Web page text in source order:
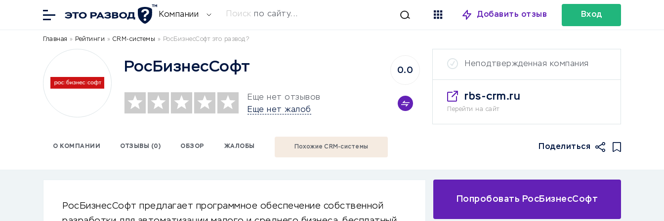
Компании Поиск по сайту... Добавить отзыв Вход
Главная » Рейтинги » CRM-системы » РосБизнесСофт это развод?
РосБизнесСофт
Еще нет отзывов
Еще нет жалоб
0.0
Неподтвержденная компания
rbs-crm.ru
Перейти на сайт
О КОМПАНИИ ОТЗЫВЫ (0) ОБЗОР ЖАЛОБЫ Похожие CRM-системы Поделиться
РосБизнесСофт предлагает программное обеспечение собственной
Попробовать РосБизнесСофт